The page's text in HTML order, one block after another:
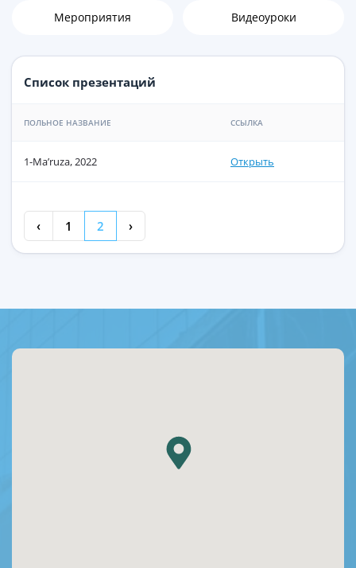
Мероприятия Видеоуроки
Список презентаций
ПОЛЬНОЕ НАЗВАНИЕ ССЫЛКА
1-Мa’ruza, 2022 Открыть
‹ 1 2 ›